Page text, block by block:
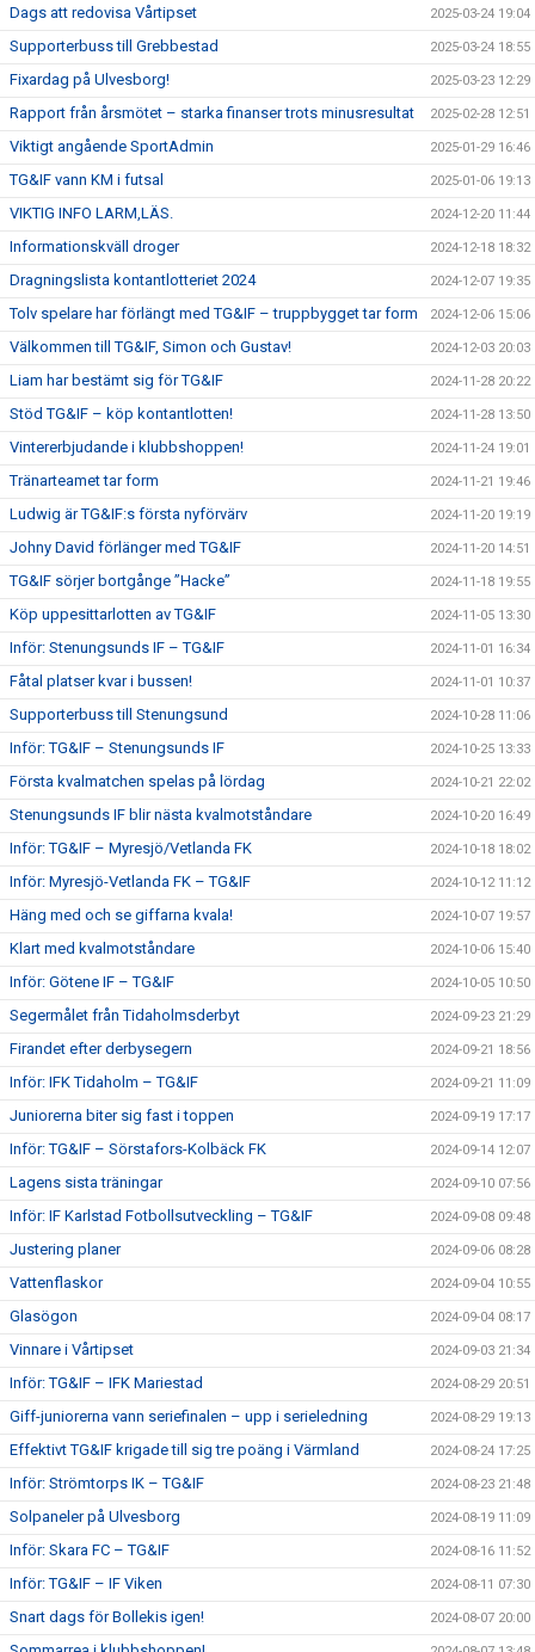
Dags att redovisa Vårtipset 2025-03-24 19:04
Supporterbuss till Grebbestad 2025-03-24 18:55
Fixardag på Ulvesborg! 2025-03-23 12:29
Rapport från årsmötet – starka finanser trots minusresultat 2025-02-28 12:51
Viktigt angående SportAdmin 2025-01-29 16:46
TG&IF vann KM i futsal 2025-01-06 19:13
VIKTIG INFO LARM,LÄS. 2024-12-20 11:44
Informationskväll droger 2024-12-18 18:32
Dragningslista kontantlotteriet 2024 2024-12-07 19:35
Tolv spelare har förlängt med TG&IF – truppbygget tar form 2024-12-06 15:06
Välkommen till TG&IF, Simon och Gustav! 2024-12-03 20:03
Liam har bestämt sig för TG&IF 2024-11-28 20:22
Stöd TG&IF – köp kontantlotten! 2024-11-28 13:50
Vintererbjudande i klubbshoppen! 2024-11-24 19:01
Tränarteamet tar form 2024-11-21 19:46
Ludwig är TG&IF:s första nyförvärv 2024-11-20 19:19
Johny David förlänger med TG&IF 2024-11-20 14:51
TG&IF sörjer bortgånge ”Hacke” 2024-11-18 19:55
Köp uppesittarlotten av TG&IF 2024-11-05 13:30
Inför: Stenungsunds IF – TG&IF 2024-11-01 16:34
Fåtal platser kvar i bussen! 2024-11-01 10:37
Supporterbuss till Stenungsund 2024-10-28 11:06
Inför: TG&IF – Stenungsunds IF 2024-10-25 13:33
Första kvalmatchen spelas på lördag 2024-10-21 22:02
Stenungsunds IF blir nästa kvalmotståndare 2024-10-20 16:49
Inför: TG&IF – Myresjö/Vetlanda FK 2024-10-18 18:02
Inför: Myresjö-Vetlanda FK – TG&IF 2024-10-12 11:12
Häng med och se giffarna kvala! 2024-10-07 19:57
Klart med kvalmotståndare 2024-10-06 15:40
Inför: Götene IF – TG&IF 2024-10-05 10:50
Segermålet från Tidaholmsderbyt 2024-09-23 21:29
Firandet efter derbysegern 2024-09-21 18:56
Inför: IFK Tidaholm – TG&IF 2024-09-21 11:09
Juniorerna biter sig fast i toppen 2024-09-19 17:17
Inför: TG&IF – Sörstafors-Kolbäck FK 2024-09-14 12:07
Lagens sista träningar 2024-09-10 07:56
Inför: IF Karlstad Fotbollsutveckling – TG&IF 2024-09-08 09:48
Justering planer 2024-09-06 08:28
Vattenflaskor 2024-09-04 10:55
Glasögon 2024-09-04 08:17
Vinnare i Vårtipset 2024-09-03 21:34
Inför: TG&IF – IFK Mariestad 2024-08-29 20:51
Giff-juniorerna vann seriefinalen – upp i serieledning 2024-08-29 19:13
Effektivt TG&IF krigade till sig tre poäng i Värmland 2024-08-24 17:25
Inför: Strömtorps IK – TG&IF 2024-08-23 21:48
Solpaneler på Ulvesborg 2024-08-19 11:09
Inför: Skara FC – TG&IF 2024-08-16 11:52
Inför: TG&IF – IF Viken 2024-08-11 07:30
Snart dags för Bollekis igen! 2024-08-07 20:00